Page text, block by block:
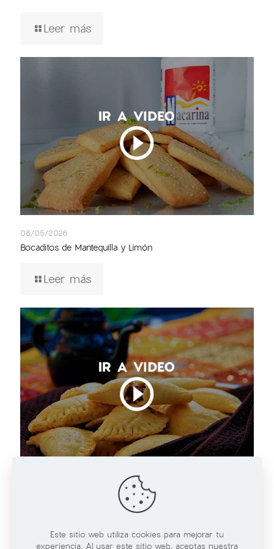
Leer más
06/05/2026
Bocaditos de Mantequilla y Limón
Leer más
Empanadas de Miel de Chiverre
Leer más
Este sitio web utiliza cookies para mejorar tu
experiencia. Al usar este sitio web, aceptas nuestra